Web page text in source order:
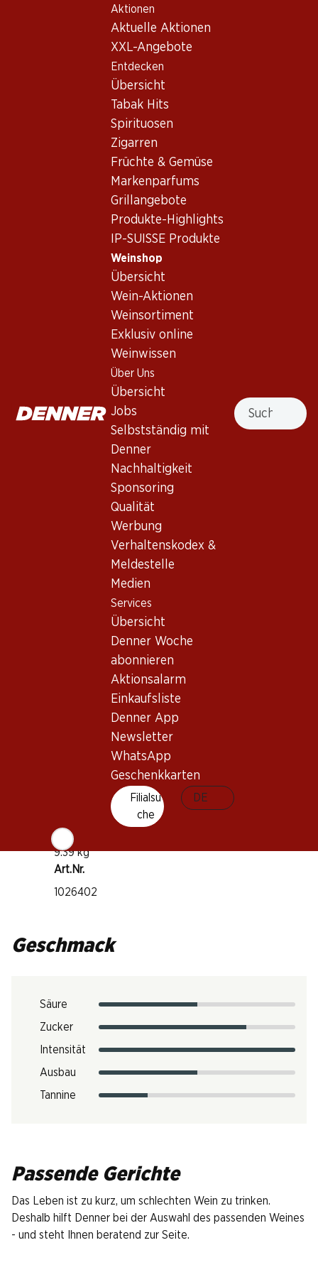
Aktionen
Aktuelle Aktionen
XXL-Angebote
Entdecken
Übersicht
Tabak Hits
Spirituosen
Zigarren
Früchte & Gemüse
Markenparfums
Grillangebote
Produkte-Highlights
IP-SUISSE Produkte
Weinshop
Übersicht
Wein-Aktionen
Weinsortiment
Exklusiv online
Weinwissen
Über Uns
Übersicht
Jobs
Selbstständig mit
Denner
Nachhaltigkeit
Sponsoring
Qualität
Werbung
Verhaltenskodex &
Meldestelle
Medien
Services
Übersicht
Denner Woche
abonnieren
Aktionsalarm
Einkaufsliste
Denner App
Newsletter
WhatsApp
Geschenkkarten
Filialsu
che
DE
Suche
Wein/Champagner
Apulien
Gran Appasso Susumaniello Puglia IGP
Vorderseite Rückseite
Gran Appasso Susumaniello
Apulien
Dunkles, tiefes Granatrot. Intensive Aromen von
getrockneten Zwetschgen und Feigen. Am Gaumen sehr voll
Wissenswertes
Susumaniello
Trinktemperatur
CO2-Fussabdruck
9.39 kg
Art.Nr.
1026402
Geschmack
Säure
Zucker
Intensität
Ausbau
Tannine
Passende Gerichte
Das Leben ist zu kurz, um schlechten Wein zu trinken.
Deshalb hilft Denner bei der Auswahl des passenden Weines
- und steht Ihnen beratend zur Seite.